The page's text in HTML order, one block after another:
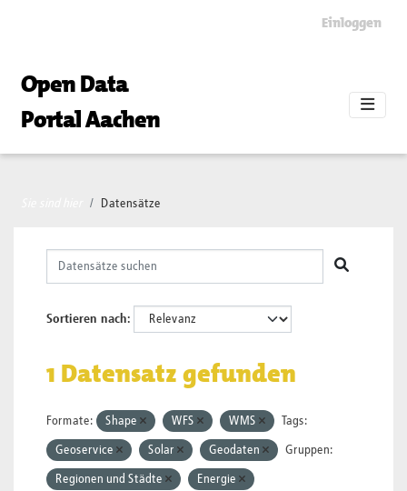
Einloggen
Open Data
Portal Aachen
Datensätze
Sortieren nach
1 Datensatz gefunden
Formate: Shape WFS WMS Tags:
Geoservice Solar Geodaten Gruppen:
Regionen und Städte Energie